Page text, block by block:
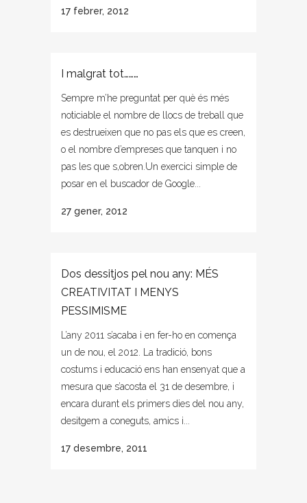
17 febrer, 2012
I malgrat tot………
Sempre m’he preguntat per què és més
noticiable el nombre de llocs de treball que
es destrueixen que no pas els que es creen,
o el nombre d’empreses que tanquen i no
pas les que s,obren.Un exercici simple de
posar en el buscador de Google...
27 gener, 2012
Dos dessitjos pel nou any: MÉS
CREATIVITAT I MENYS
PESSIMISME
L’any 2011 s’acaba i en fer-ho en comença
un de nou, el 2012. La tradició, bons
costums i educació ens han ensenyat que a
mesura que s’acosta el 31 de desembre, i
encara durant els primers dies del nou any,
desitgem a coneguts, amics i...
17 desembre, 2011